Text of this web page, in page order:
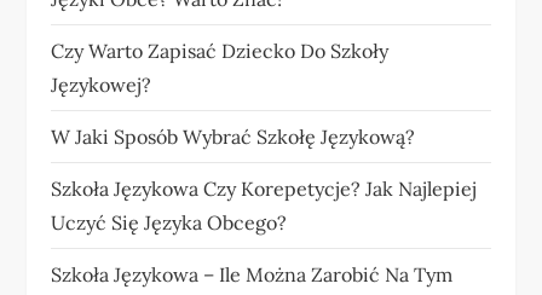
Czy Warto Zapisać Dziecko Do Szkoły
Językowej?
W Jaki Sposób Wybrać Szkołę Językową?
Szkoła Językowa Czy Korepetycje? Jak Najlepiej
Uczyć Się Języka Obcego?
Szkoła Językowa – Ile Można Zarobić Na Tym